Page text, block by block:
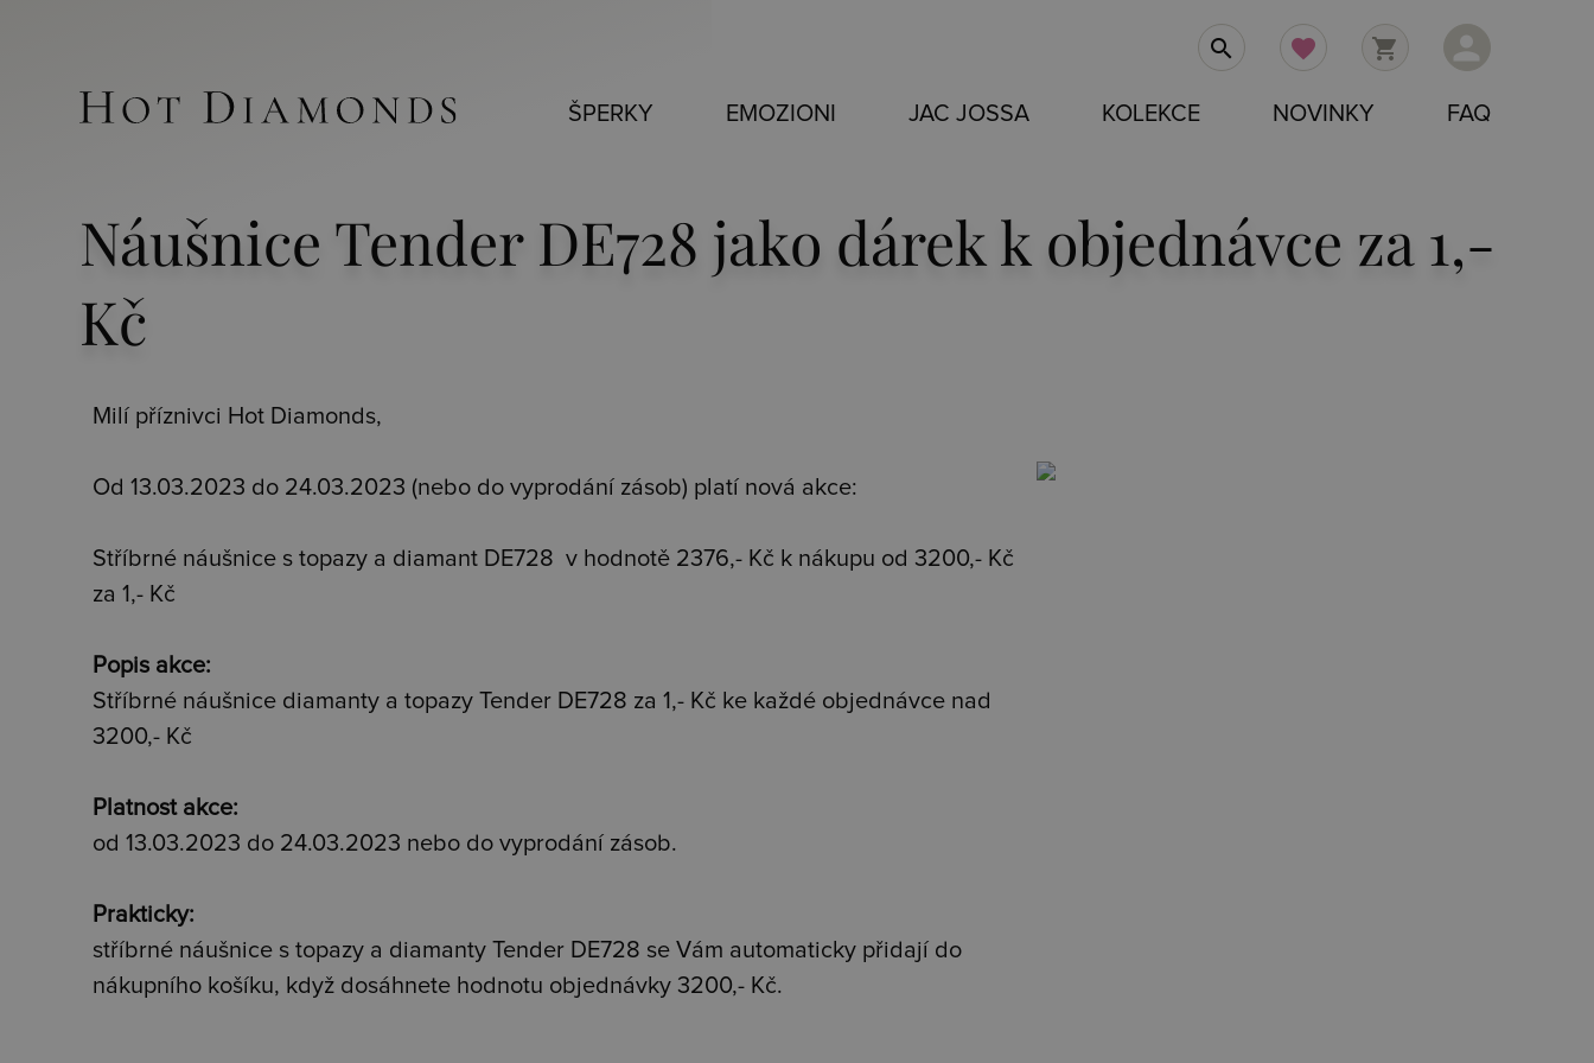
person
shopping_cart
favorite
search
ŠPERKY EMOZIONI JAC JOSSA KOLEKCE NOVINKY FAQ
Náušnice Tender DE728 jako dárek k objednávce za 1,-
Kč
Milí příznivci Hot Diamonds,
Od 13.03.2023 do 24.03.2023 (nebo do vyprodání zásob) platí nová akce:
Stříbrné náušnice s topazy a diamant DE728 v hodnotě 2376,- Kč k nákupu od 3200,- Kč
za 1,- Kč
Popis akce:
Stříbrné náušnice diamanty a topazy Tender DE728 za 1,- Kč ke každé objednávce nad
3200,- Kč
Platnost akce:
od 13.03.2023 do 24.03.2023 nebo do vyprodání zásob.
Prakticky:
stříbrné náušnice s topazy a diamanty Tender DE728 se Vám automaticky přidají do
nákupního košíku, když dosáhnete hodnotu objednávky 3200,- Kč.